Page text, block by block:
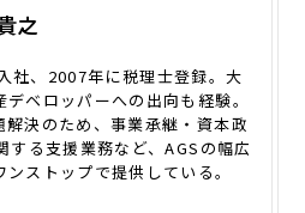
之
社、2007年に税理士登録。大
ベロッパーへの出向も経験。
決のため、事業承継・資本政
する支援業務など、AGSの幅広
ストップで提供している。